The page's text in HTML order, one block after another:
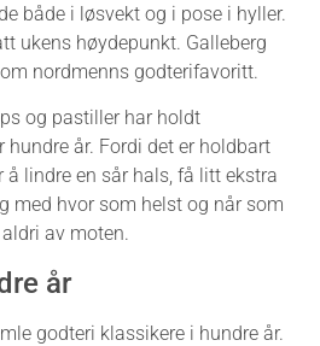
både i løsvekt og i pose i hyller.
ukens høydepunkt. Galleberg
nordmenns godterifavoritt.
og pastiller har holdt
hundre år. Fordi det er holdbart
å lindre en sår hals, få litt ekstra
med hvor som helst og når som
av moten.
år
godteri klassikere i hundre år.